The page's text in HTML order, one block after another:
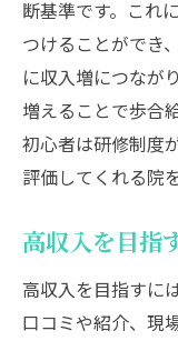
断基準です。これ
つけることができ
に収入増につなが
増えることで歩合
初心者は研修制度
評価してくれる院
高収入を目指
高収入を目指すに
口コミや紹介、現